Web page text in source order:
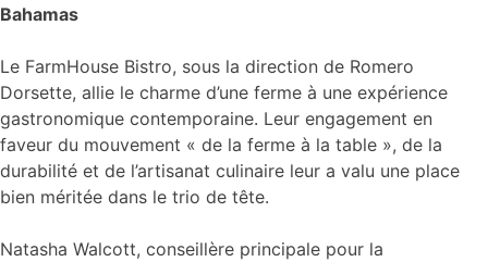
Bahamas
Le FarmHouse Bistro, sous la direction de Romero
Dorsette, allie le charme d’une ferme à une expérience
gastronomique contemporaine. Leur engagement en
faveur du mouvement « de la ferme à la table », de la
durabilité et de l’artisanat culinaire leur a valu une place
bien méritée dans le trio de tête.
Natasha Walcott, conseillère principale pour la